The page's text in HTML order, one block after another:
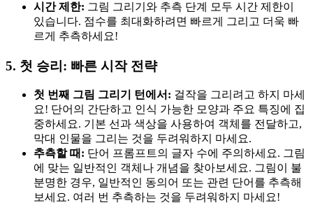
시간 제한: 그림 그리기와 추측 단계 모두 시간 제한이
있습니다. 점수를 최대화하려면 빠르게 그리고 더욱 빠
르게 추측하세요!
5. 첫 승리: 빠른 시작 전략
첫 번째 그림 그리기 턴에서: 걸작을 그리려고 하지 마세
요! 단어의 간단하고 인식 가능한 모양과 주요 특징에 집
중하세요. 기본 선과 색상을 사용하여 객체를 전달하고,
막대 인물을 그리는 것을 두려워하지 마세요.
추측할 때: 단어 프롬프트의 글자 수에 주의하세요. 그림
에 맞는 일반적인 객체나 개념을 찾아보세요. 그림이 불
분명한 경우, 일반적인 동의어 또는 관련 단어를 추측해
보세요. 여러 번 추측하는 것을 두려워하지 마세요!